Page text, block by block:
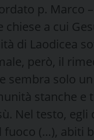
p. Marco
chiese a cui
di Laodicea
però, il
sembra solo
stanche e
Nel testo,
(…), abiti